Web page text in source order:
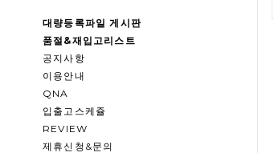
대량등록파일 게시판
품절&재입고리스트
공지사항
이용안내
QNA
입출고스케쥴
REVIEW
제휴신청&문의